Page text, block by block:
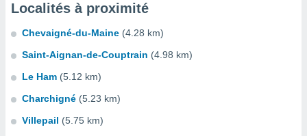
Localités à proximité
Chevaigné-du-Maine (4.28 km)
Saint-Aignan-de-Couptrain (4.98 km)
Le Ham (5.12 km)
Charchigné (5.23 km)
Villepail (5.75 km)